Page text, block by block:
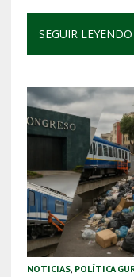
SEGUIR LEYENDO
NOTICIAS, POLÍTICA